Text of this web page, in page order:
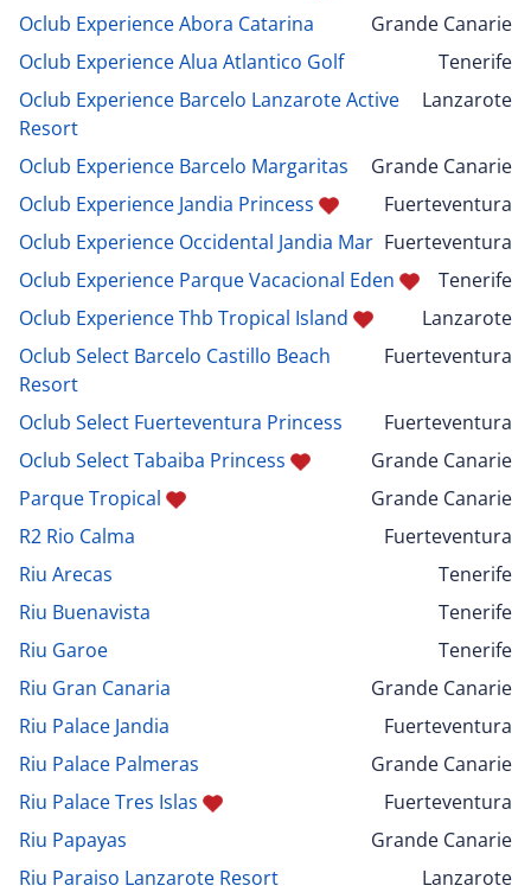
Oclub Experience Abora Catarina
Grande Canarie
Oclub Experience Alua Atlantico Golf
Tenerife
Oclub Experience Barcelo Lanzarote Active
Resort
Lanzarote
Oclub Experience Barcelo Margaritas
Grande Canarie
Oclub Experience Jandia Princess
Fuerteventura
Oclub Experience Occidental Jandia Mar Fuerteventura
Oclub Experience Parque Vacacional Eden
Tenerife
Oclub Experience Thb Tropical Island
Lanzarote
Oclub Select Barcelo Castillo Beach
Resort
Fuerteventura
Oclub Select Fuerteventura Princess
Fuerteventura
Oclub Select Tabaiba Princess
Grande Canarie
Parque Tropical
Grande Canarie
R2 Rio Calma
Fuerteventura
Riu Arecas
Tenerife
Riu Buenavista
Tenerife
Riu Garoe
Tenerife
Riu Gran Canaria
Grande Canarie
Riu Palace Jandia
Fuerteventura
Riu Palace Palmeras
Grande Canarie
Riu Palace Tres Islas
Fuerteventura
Riu Papayas
Grande Canarie
Riu Paraiso Lanzarote Resort
Lanzarote